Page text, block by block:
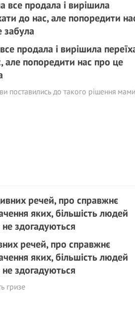
продала і вирішила
але попоредити нас про це
поставились до такого рішення
речей, про справжнє
яких, більшість людей
не здогадуються
гризе